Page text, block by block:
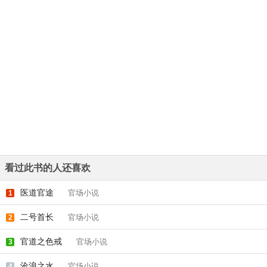
看过此书的人还喜欢
1 医道官途 官场小说
2 二号首长 官场小说
3 官道之色戒 官场小说